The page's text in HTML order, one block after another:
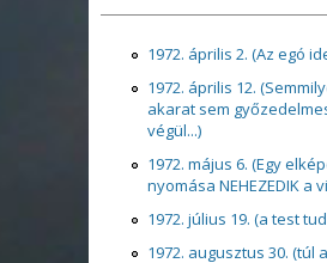
1972. április 2. (Az egó
1972. április 12.
akarat sem
végül...)
1972. május 6. (Egy
nyomása NEHEZEDIK a
1972. július 19. (a test
1972. augusztus 30. (túl